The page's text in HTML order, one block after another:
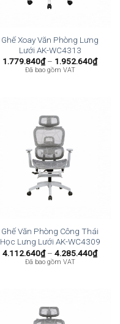
Ghế Xoay Văn Phòng Lưng
Lưới AK-WC4313
1.779.840₫ – 1.952.640₫
giá:
Đã bao gồm VAT
Ghế Văn Phòng Công Thái
Học Lưng Lưới AK-WC4309
4.112.640₫ – 4.285.440₫
giá:
Đã bao gồm VAT